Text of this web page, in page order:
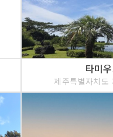
타미
제주특별자치